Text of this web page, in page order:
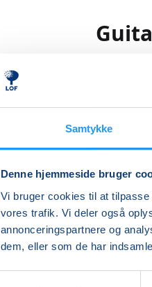
Samtykke
Denne hjemmeside bruger
Vi bruger cookies til at
vores trafik. Vi deler også
annonceringspartnere og
dem, eller som de har
Dette
(kan
Har du
dig.
Vi
endnu